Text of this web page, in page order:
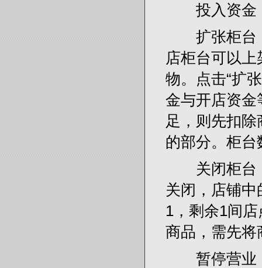
投入资金：
扩张柜台：
店柜台可以
物。点击“扩
金与开店资金
足，则先扣
的部分。柜台
关闭柜台：
关闭，店铺
1，剩余1间
商品，需先将
暂停营业：